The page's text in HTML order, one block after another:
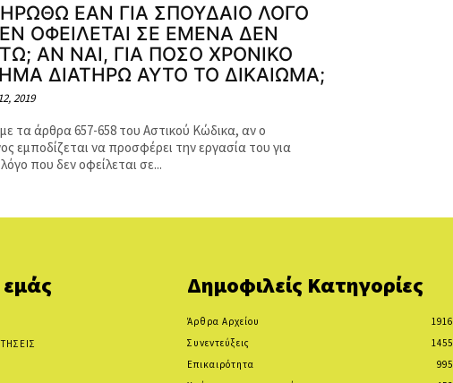
ΕΑΝ ΓΙΑ ΣΠΟΥΔΑΙΟ ΛΟΓΟ
ΟΦΕΙΛΕΤΑΙ ΣΕ ΕΜΕΝΑ ΔΕΝ
ΑΝ ΝΑΙ, ΓΙΑ ΠΟΣΟ ΧΡΟΝΙΚΟ
ΔΙΑΤΗΡΩ ΑΥΤΟ ΤΟ ΔΙΚΑΙΩΜΑ;
2019
τα άρθρα 657-658 του Αστικού Κώδικα, αν ο
εμποδίζεται να προσφέρει την εργασία του για
που δεν οφείλεται σε...
εμάς Δημοφιλείς Κατηγορίες
Άρθρα Αρχείου
1916
Συνεντεύξεις
1455
Επικαιρότητα
995